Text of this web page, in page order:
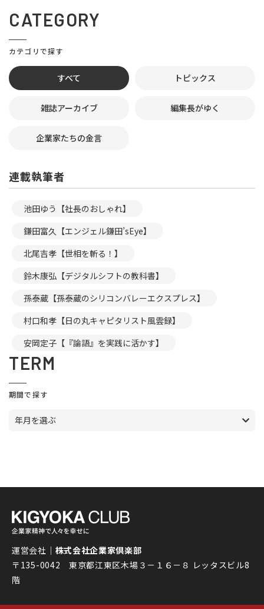
CATEGORY
カテゴリで探す
すべて トピックス
雑誌アーカイブ 編集長がゆく
企業家たちの金言
連載執筆者
池田ゆう【社長のおしゃれ】
鎌田富久【エンジェル鎌田’sEye】
北尾吉孝【世相を斬る！】
鈴木康弘【デジタルシフトの教科書】
孫泰蔵【孫泰蔵のシリコンバレーエクスプレス】
村口和孝【日の丸キャピタリスト風雲録】
安岡定子【『論語』を実践に活かす】
TERM
期間で探す
年月を選ぶ
運営会社｜ 株式会社企業家倶楽部
〒135-0042 東京都江東区木場３－１６－８ レッタスビル8
階